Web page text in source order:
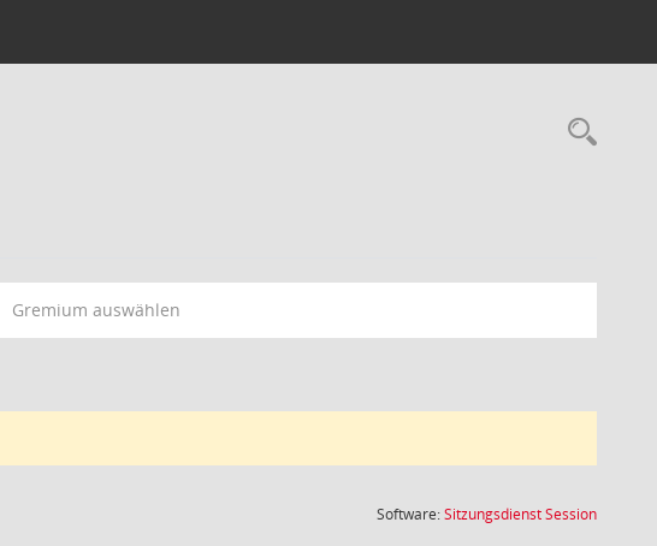
Gremium auswählen
Software:SitzungsdienstSession(Wird in